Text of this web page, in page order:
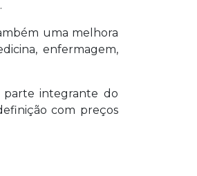
uma melhora
enfermagem,
parte integrante do
com preços